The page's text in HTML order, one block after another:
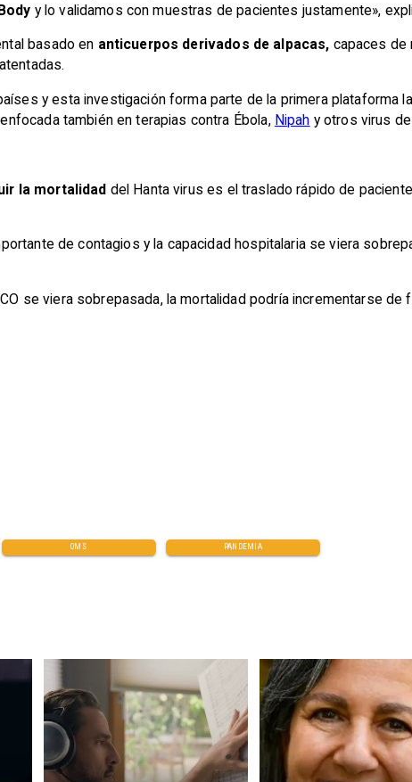
y lo validamos con muestras de pacientes justamente»,
basado en anticuerpos derivados de alpacas, capaces de
y esta investigación forma parte de la primera plataforma
también en terapias contra Ébola, Nipah y otros virus
la mortalidad del Hanta virus es el traslado rápido de
de contagios y la capacidad hospitalaria se viera
se viera sobrepasada, la mortalidad podría incrementarse de
OMS PANDEMIA